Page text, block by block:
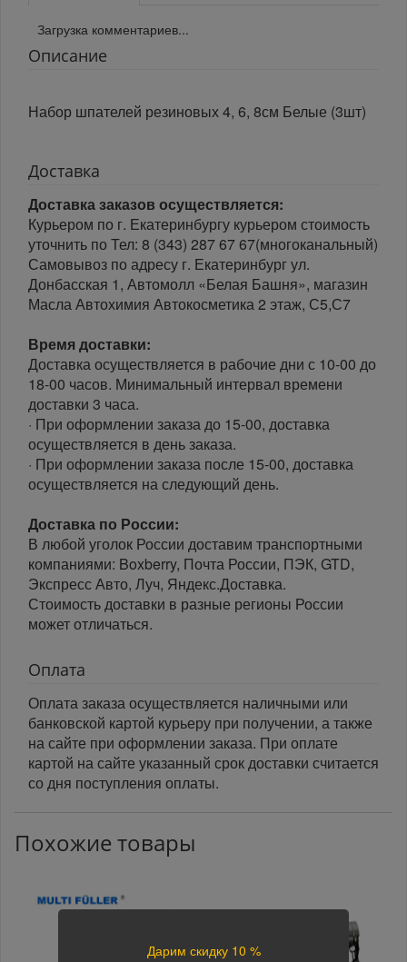
Загрузка комментариев...
Описание
Набор шпателей резиновых 4, 6, 8см Белые (3шт)
Доставка
Доставка заказов осуществляется:
Курьером по г. Екатеринбургу курьером стоимость
уточнить по Тел: 8 (343) 287 67 67(многоканальный)
Самовывоз по адресу г. Екатеринбург ул.
Донбасская 1, Автомолл «Белая Башня», магазин
Масла Автохимия Автокосметика 2 этаж, С5,С7
Время доставки:
Доставка осуществляется в рабочие дни с 10-00 до
18-00 часов. Минимальный интервал времени
доставки 3 часа.
· При оформлении заказа до 15-00, доставка
осуществляется в день заказа.
· При оформлении заказа после 15-00, доставка
осуществляется на следующий день.
Доставка по России:
В любой уголок России доставим транспортными
компаниями: Boxberry, Почта России, ПЭК, GTD,
Экспресс Авто, Луч, Яндекс.Доставка.
Стоимость доставки в разные регионы России
может отличаться.
Оплата
Оплата заказа осуществляется наличными или
банковской картой курьеру при получении, а также
на сайте при оформлении заказа. При оплате
картой на сайте указанный срок доставки считается
со дня поступления оплаты.
Похожие товары
Дарим скидку 10 %